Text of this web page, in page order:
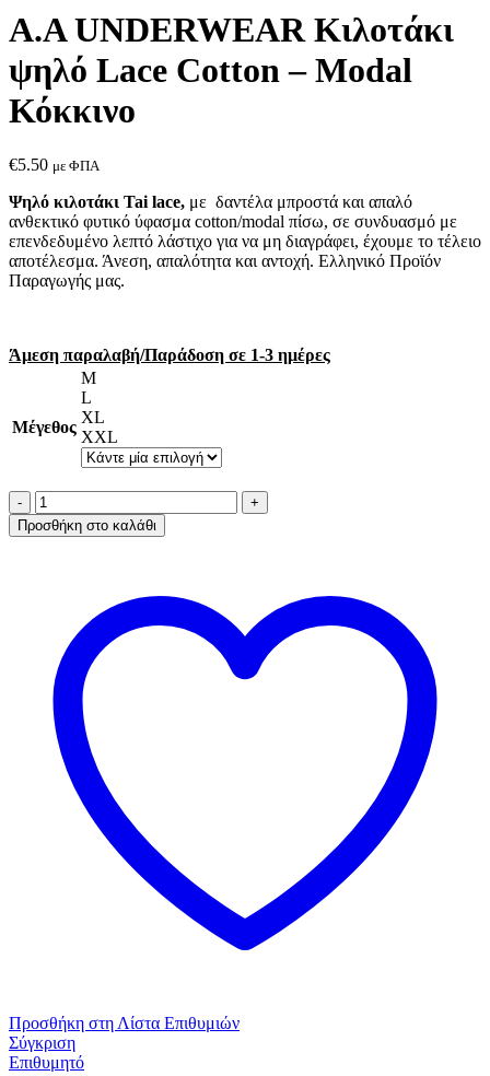
A.A UNDERWEAR Κιλοτάκι
ψηλό Lace Cotton – Modal
Κόκκινο
€5.50 με ΦΠΑ
Ψηλό κιλοτάκι Tai lace, με δαντέλα μπροστά και απαλό
ανθεκτικό φυτικό ύφασμα cotton/modal πίσω, σε συνδυασμό με
επενδεδυμένο λεπτό λάστιχο για να μη διαγράφει, έχουμε το τέλειο
αποτέλεσμα. Άνεση, απαλότητα και αντοχή. Ελληνικό Προϊόν
Παραγωγής μας.
Άμεση παραλαβή/Παράδοση σε 1-3 ημέρες
Μέγεθος
M
L
XL
XXL
A.A
UNDERWEAR
Κιλοτάκι
Modal
Κόκκινο
ποσότητα
Προσθήκη στο καλάθι
Προσθήκη στη Λίστα Επιθυμιών
Σύγκριση
Επιθυμητό